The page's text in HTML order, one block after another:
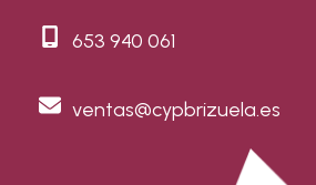
653 940 061
ventas@cypbrizuela.es